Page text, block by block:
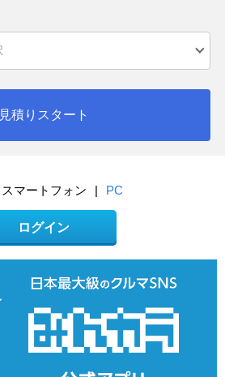
見積りスタート
スマートフォン | PC
ログイン